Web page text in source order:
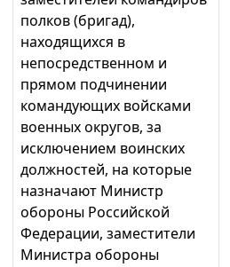
полков (бригад),
находящихся в
непосредственном и
прямом подчинении
командующих войсками
военных округов, за
исключением воинских
должностей, на которые
назначают Министр
обороны Российской
Федерации, заместители
Министра обороны